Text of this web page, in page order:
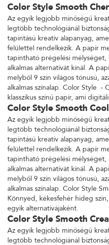
Color Style Smooth
Az egyik legjobb minőségű
legtöbb technológiánál
tapintású kreatív alapanyag,
felülettel rendelkezik. A papír
tapintható prégelési mélységet,
alkalmas alternatívát kínál. A
melyből 9 szín világos tónusú,
alkalmas színalap. Color Style -
klasszikus színű papír, ami
Color Style Smooth
Az egyik legjobb minőségű
legtöbb technológiánál
tapintású kreatív alapanyag,
felülettel rendelkezik. A papír
tapintható prégelési mélységet,
alkalmas alternatívát kínál. A
melyből 9 szín világos tónusú,
alkalmas színalap. Color Style
Könnyed, kékesfehér hideg
egyik alternatívájaként.
Color Style Smooth
Az egyik legjobb minőségű
legtöbb technológiánál